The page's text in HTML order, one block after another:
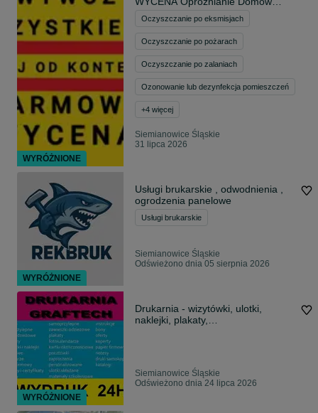
Piwnic Strychów TRANSPORT
Wywóz Gruzu Wywóz Gabarytów
Śmieci TANIEJ OD KONTENERA
Oczyszczanie po eksmisjach
Oczyszczanie po pożarach
Oczyszczanie po zalaniach
Ozonowanie lub dezynfekcja pomieszczeń
+4 więcej
Siemianowice Śląskie
31 lipca 2026
Usługi brukarskie , odwodnienia ,
ogrodzenia panelowe
Usługi brukarskie
Siemianowice Śląskie
Odświeżono dnia 05 sierpnia 2026
Drukarnia - wizytówki, ulotki,
naklejki, plakaty,
Siemianowice Śląskie
Odświeżono dnia 24 lipca 2026
WYRÓŻNIONE
WYRÓŻNIONE
WYRÓŻNIONE